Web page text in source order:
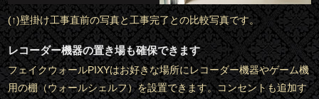
(↑)壁掛け工事直前の写真と工事完了との比較写真です。
レコーダー機器の置き場も確保できます
フェイクウォールPIXYはお好きな場所にレコーダー機器やゲーム機
用の棚（ウォールシェルフ）を設置できます。コンセントも追加す